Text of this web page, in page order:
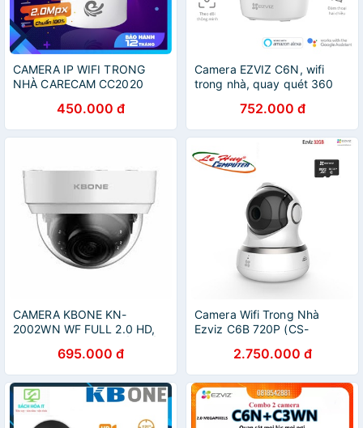
CAMERA IP WIFI TRONG
NHÀ CARECAM CC2020
THOẠI 2 CHIỀU
450.000 đ
Camera EZVIZ C6N, wifi
trong nhà, quay quét 360
752.000 đ
CAMERA KBONE KN-
2002WN WF FULL 2.0 HD,
695.000 đ
Camera Wifi Trong Nhà
Ezviz C6B 720P (CS-
THẺ 32g2.750.000 đ